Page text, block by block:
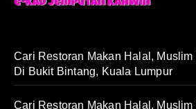
Cari Restoran Makan Halal,
Di Bukit Bintang, Kuala Lumpur
Cari Restoran Makan Halal,